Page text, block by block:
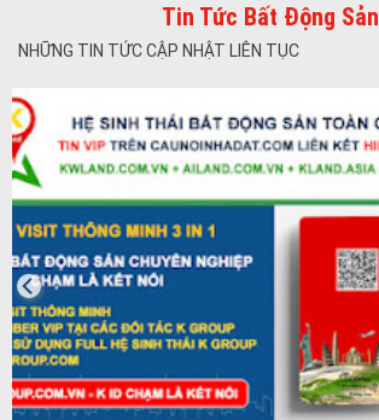
Tin Tức Bất Động Sản
NHỮNG TIN TỨC CẬP NHẬT LIÊN TỤC